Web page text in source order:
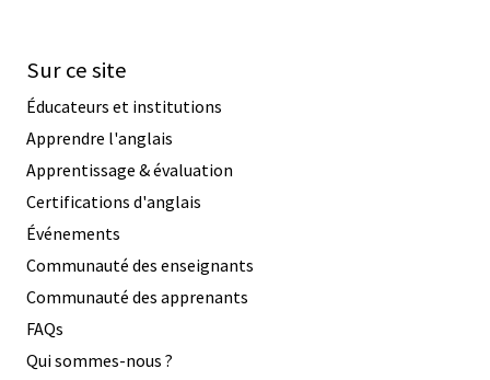
Sur ce site
Éducateurs et institutions
Apprendre l'anglais
Apprentissage & évaluation
Certifications d'anglais
Événements
Communauté des enseignants
Communauté des apprenants
FAQs
Qui sommes-nous ?